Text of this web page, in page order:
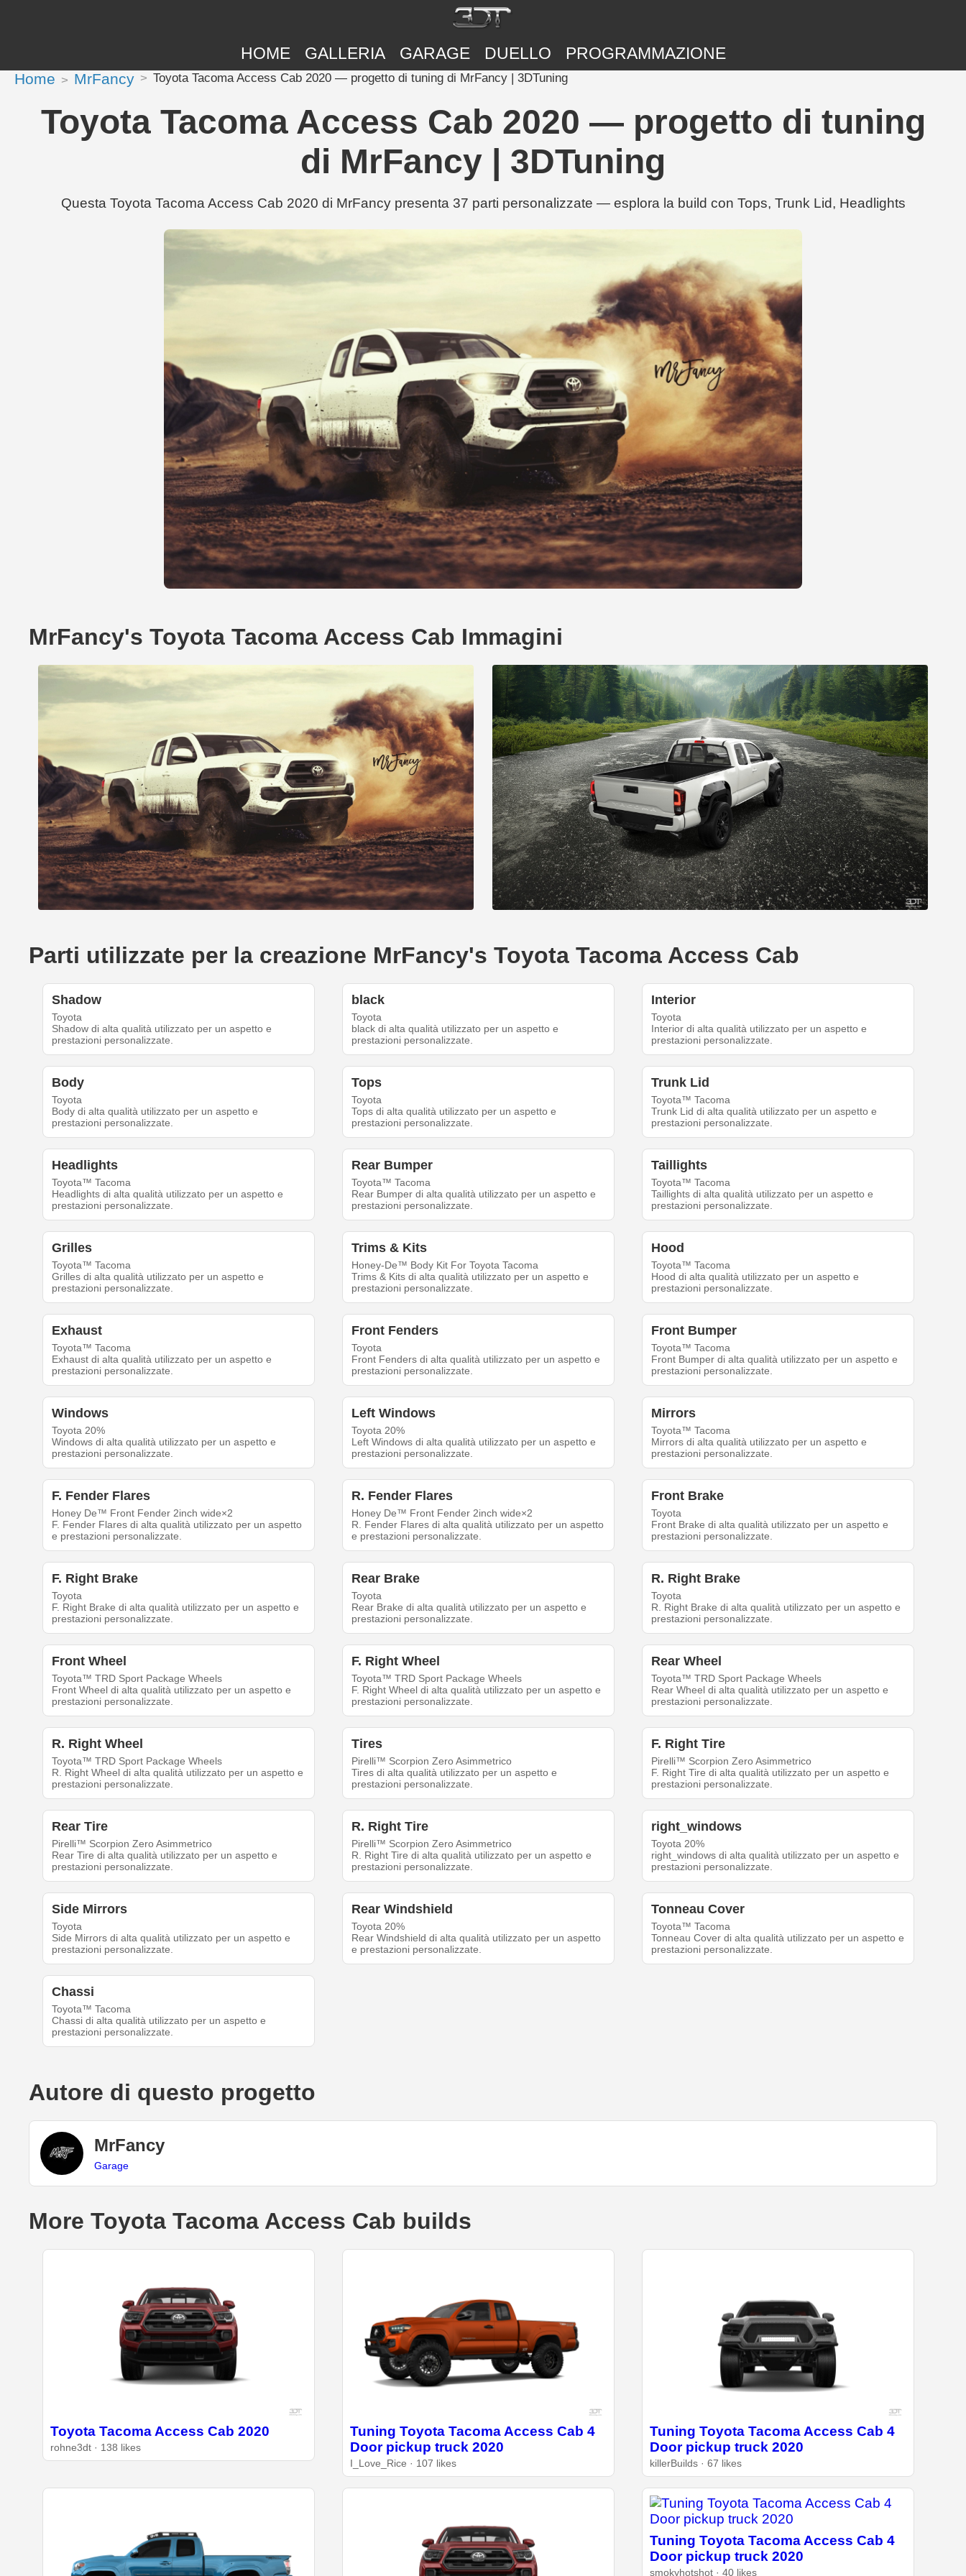
HOME GALLERIA GARAGE DUELLO PROGRAMMAZIONE
Home MrFancy Toyota Tacoma Access Cab 2020 — progetto di tuning di MrFancy | 3DTuning
Toyota Tacoma Access Cab 2020 — progetto di tuning
di MrFancy | 3DTuning
Questa Toyota Tacoma Access Cab 2020 di MrFancy presenta 37 parti personalizzate — esplora la build con Tops, Trunk Lid, Headlights
MrFancy's Toyota Tacoma Access Cab Immagini
Parti utilizzate per la creazione MrFancy's Toyota Tacoma Access Cab
Shadow
Toyota
Shadow di alta qualità utilizzato per un aspetto e
prestazioni personalizzate.
black
Toyota
black di alta qualità utilizzato per un aspetto e
prestazioni personalizzate.
Interior
Toyota
Interior di alta qualità utilizzato per un aspetto e
prestazioni personalizzate.
Body
Toyota
Body di alta qualità utilizzato per un aspetto e
prestazioni personalizzate.
Tops
Toyota
Tops di alta qualità utilizzato per un aspetto e
prestazioni personalizzate.
Trunk Lid
Toyota™ Tacoma
Trunk Lid di alta qualità utilizzato per un aspetto e
prestazioni personalizzate.
Headlights
Toyota™ Tacoma
Headlights di alta qualità utilizzato per un aspetto e
prestazioni personalizzate.
Rear Bumper
Toyota™ Tacoma
Rear Bumper di alta qualità utilizzato per un aspetto e
prestazioni personalizzate.
Taillights
Toyota™ Tacoma
Taillights di alta qualità utilizzato per un aspetto e
prestazioni personalizzate.
Grilles
Toyota™ Tacoma
Grilles di alta qualità utilizzato per un aspetto e
prestazioni personalizzate.
Trims & Kits
Honey-De™ Body Kit For Toyota Tacoma
Trims & Kits di alta qualità utilizzato per un aspetto e
prestazioni personalizzate.
Hood
Toyota™ Tacoma
Hood di alta qualità utilizzato per un aspetto e
prestazioni personalizzate.
Exhaust
Toyota™ Tacoma
Exhaust di alta qualità utilizzato per un aspetto e
prestazioni personalizzate.
Front Fenders
Toyota
Front Fenders di alta qualità utilizzato per un aspetto e
prestazioni personalizzate.
Front Bumper
Toyota™ Tacoma
Front Bumper di alta qualità utilizzato per un aspetto e
prestazioni personalizzate.
Windows
Toyota 20%
Windows di alta qualità utilizzato per un aspetto e
prestazioni personalizzate.
Left Windows
Toyota 20%
Left Windows di alta qualità utilizzato per un aspetto e
prestazioni personalizzate.
Mirrors
Toyota™ Tacoma
Mirrors di alta qualità utilizzato per un aspetto e
prestazioni personalizzate.
F. Fender Flares
Honey De™ Front Fender 2inch wide×2
F. Fender Flares di alta qualità utilizzato per un aspetto
e prestazioni personalizzate.
R. Fender Flares
Honey De™ Front Fender 2inch wide×2
R. Fender Flares di alta qualità utilizzato per un aspetto
e prestazioni personalizzate.
Front Brake
Toyota
Front Brake di alta qualità utilizzato per un aspetto e
prestazioni personalizzate.
F. Right Brake
Toyota
F. Right Brake di alta qualità utilizzato per un aspetto e
prestazioni personalizzate.
Rear Brake
Toyota
Rear Brake di alta qualità utilizzato per un aspetto e
prestazioni personalizzate.
R. Right Brake
Toyota
R. Right Brake di alta qualità utilizzato per un aspetto e
prestazioni personalizzate.
Front Wheel
Toyota™ TRD Sport Package Wheels
Front Wheel di alta qualità utilizzato per un aspetto e
prestazioni personalizzate.
F. Right Wheel
Toyota™ TRD Sport Package Wheels
F. Right Wheel di alta qualità utilizzato per un aspetto e
prestazioni personalizzate.
Rear Wheel
Toyota™ TRD Sport Package Wheels
Rear Wheel di alta qualità utilizzato per un aspetto e
prestazioni personalizzate.
R. Right Wheel
Toyota™ TRD Sport Package Wheels
R. Right Wheel di alta qualità utilizzato per un aspetto e
prestazioni personalizzate.
Tires
Pirelli™ Scorpion Zero Asimmetrico
Tires di alta qualità utilizzato per un aspetto e
prestazioni personalizzate.
F. Right Tire
Pirelli™ Scorpion Zero Asimmetrico
F. Right Tire di alta qualità utilizzato per un aspetto e
prestazioni personalizzate.
Rear Tire
Pirelli™ Scorpion Zero Asimmetrico
Rear Tire di alta qualità utilizzato per un aspetto e
prestazioni personalizzate.
R. Right Tire
Pirelli™ Scorpion Zero Asimmetrico
R. Right Tire di alta qualità utilizzato per un aspetto e
prestazioni personalizzate.
right_windows
Toyota 20%
right_windows di alta qualità utilizzato per un aspetto e
prestazioni personalizzate.
Side Mirrors
Toyota
Side Mirrors di alta qualità utilizzato per un aspetto e
prestazioni personalizzate.
Rear Windshield
Toyota 20%
Rear Windshield di alta qualità utilizzato per un aspetto
e prestazioni personalizzate.
Tonneau Cover
Toyota™ Tacoma
Tonneau Cover di alta qualità utilizzato per un aspetto e
prestazioni personalizzate.
Chassi
Toyota™ Tacoma
Chassi di alta qualità utilizzato per un aspetto e
prestazioni personalizzate.
Autore di questo progetto
MrFancy
Garage
More Toyota Tacoma Access Cab builds
Toyota Tacoma Access Cab 2020
rohne3dt · 138 likes
Tuning Toyota Tacoma Access Cab 4
Door pickup truck 2020
I_Love_Rice · 107 likes
Tuning Toyota Tacoma Access Cab 4
Door pickup truck 2020
killerBuilds · 67 likes
Tuning Toyota Tacoma Access Cab 4
Door pickup truck 2020
smokyhotshot · 40 likes